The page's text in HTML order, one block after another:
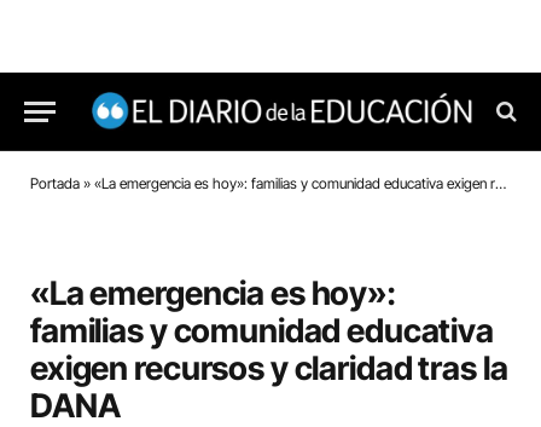
Portada » «La emergencia es hoy»: familias y comunidad educativa exigen recursos y claridad tras la DANA
«La emergencia es hoy»:
familias y comunidad educativa
exigen recursos y claridad tras la
DANA